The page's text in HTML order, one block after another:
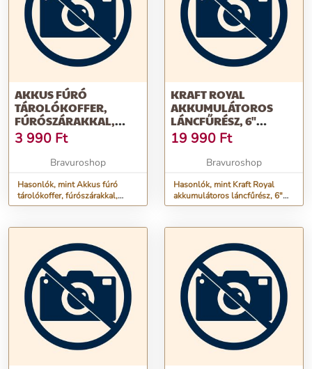
AKKUS FÚRÓ
TÁROLÓKOFFER,
FÚRÓSZÁRAKKAL,
BITFEJEKKEL,
KIEGÉSZÍTŐKKEL, 25
DB-OS KÉSZLET,
3 990 Ft
Bravuroshop
Hasonlók, mint Akkus fúró
tárolókoffer, fúrószárakkal,
bitfejekkel, kiegészítőkkel, 25
KRAFT ROYAL
AKKUMULÁTOROS
LÁNCFŰRÉSZ, 6"
ÁGVÁGÓ FŰRÉSZ
KÉSZLET KOFFERBEN, 2
DB 24V AKKUVAL, 2
19 990 Ft
Bravuroshop
Hasonlók, mint Kraft Royal
akkumulátoros láncfűrész, 6"
ágvágó fűrész készlet kofferben,